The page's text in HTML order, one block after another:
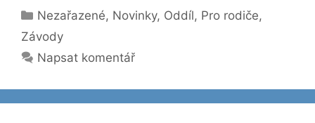
Rubriky
Nezařazené, Novinky, Oddíl, Pro rodiče,
Závody
Napsat komentář